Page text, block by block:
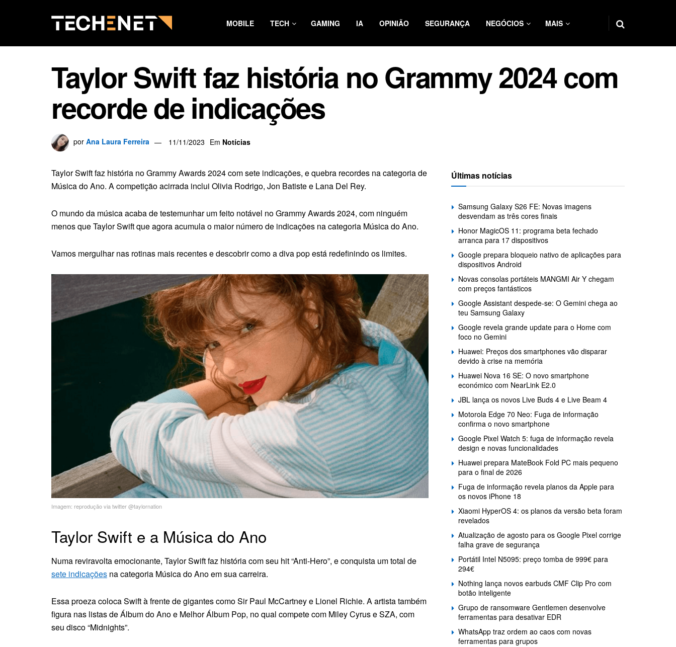
MOBILE TECH GAMING IA OPINIÃO SEGURANÇA NEGÓCIOS MAIS
Taylor Swift faz história no Grammy 2024 com
recorde de indicações
por Ana Laura Ferreira 11/11/2023 Em Notícias
Taylor Swift faz história no Grammy Awards 2024 com sete indicações, e quebra recordes na categoria de
Música do Ano. A competição acirrada inclui Olivia Rodrigo, Jon Batiste e Lana Del Rey.
O mundo da música acaba de testemunhar um feito notável no Grammy Awards 2024, com ninguém
menos que Taylor Swift que agora acumula o maior número de indicações na categoria Música do Ano.
Vamos mergulhar nas rotinas mais recentes e descobrir como a diva pop está redefinindo os limites.
Imagem: reprodução via twitter @taylornation
Taylor Swift e a Música do Ano
Numa reviravolta emocionante, Taylor Swift faz história com seu hit “Anti-Hero”, e conquista um total de
sete indicações na categoria Música do Ano em sua carreira.
Essa proeza coloca Swift à frente de gigantes como Sir Paul McCartney e Lionel Richie. A artista também
figura nas listas de Álbum do Ano e Melhor Álbum Pop, no qual compete com Miley Cyrus e SZA, com
seu disco “Midnights”.
Últimas notícias
Samsung Galaxy S26 FE: Novas imagens
desvendam as três cores finais
Honor MagicOS 11: programa beta fechado
arranca para 17 dispositivos
Google prepara bloqueio nativo de aplicações para
dispositivos Android
Novas consolas portáteis MANGMI Air Y chegam
com preços fantásticos
Google Assistant despede-se: O Gemini chega ao
teu Samsung Galaxy
Google revela grande update para o Home com
foco no Gemini
Huawei: Preços dos smartphones vão disparar
devido à crise na memória
Huawei Nova 16 SE: O novo smartphone
económico com NearLink E2.0
JBL lança os novos Live Buds 4 e Live Beam 4
Motorola Edge 70 Neo: Fuga de informação
confirma o novo smartphone
Google Pixel Watch 5: fuga de informação revela
design e novas funcionalidades
Huawei prepara MateBook Fold PC mais pequeno
para o final de 2026
Fuga de informação revela planos da Apple para
os novos iPhone 18
Xiaomi HyperOS 4: os planos da versão beta foram
revelados
Atualização de agosto para os Google Pixel corrige
falha grave de segurança
Portátil Intel N5095: preço tomba de 999€ para
294€
Nothing lança novos earbuds CMF Clip Pro com
botão inteligente
Grupo de ransomware Gentlemen desenvolve
ferramentas para desativar EDR
WhatsApp traz ordem ao caos com novas
ferramentas para grupos